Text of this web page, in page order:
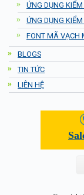
ỨNG DỤNG
ỨNG DỤNG
FONT MÃ VẠCH
BLOGS
TIN TỨC
LIÊN HỆ